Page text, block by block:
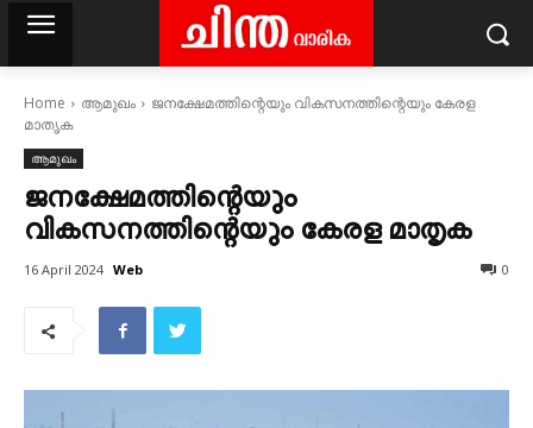
Home ആമുഖം
ജനക്ഷേമത്തിന്റെയും വികസനത്തിന്റെയും കേരള
മാതൃക
ആമുഖം
ജനക്ഷേമത്തിന്റെയും
വികസനത്തിന്റെയും കേരള മാതൃക
16 April 2024 Web 0